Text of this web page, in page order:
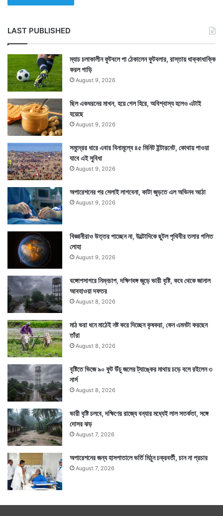
LAST PUBLISHED
ম্যাচ চলাকালীন ফুটবলে পা ঠেকালেন ফুটবলার, রাস্তায় ধাক্কাধাক্কি
করল গাড়ি
August 9, 2026
ছিল একধরনের মাখন, হয়ে গেল হিরে, অবিশ্বাস্য হলেও এটাই
হয়েছে
August 9, 2026
সমুদ্রের ধারে এবার বিনামূল্যে ৪৫ মিনিট ইন্টারনেট, কোথায় পাওয়া
যাবে এই সুবিধা
August 9, 2026
অপারেশনের পর সেলাই লাগবেনা, কাটা জুড়তে এল অভিনব আঠা
August 9, 2026
বিজ্ঞানীরাও উত্তর পাচ্ছেন না, উল্টোদিকে ছুটল পৃথিবীর তলার গলিত
লোহা
August 9, 2026
বঙ্গোপসাগরে নিম্নচাপ, দক্ষিণবঙ্গ জুড়ে ভারী বৃষ্টি, কবে থেকে জানাল
আবহাওয়া দফতর
August 8, 2026
মাঠ ভরা ধনে মাঠেই নষ্ট করে দিচ্ছেন কৃষকরা, কেন এমনটা করছেন
তাঁরা
August 8, 2026
বৃষ্টিতে ভিজে ৯০ ফুট উঁচু জলের ট্যাঙ্কের মাথায় চড়ে বসে রইলেন ৩
নার্স
August 8, 2026
ভারী বৃষ্টি চলবে, দক্ষিণের রাজ্যে বন্যার মধ্যেই লাল সতর্কতা, সঙ্গে
দোসর ঝড়
August 7, 2026
অপারেশনের জন্য হাসপাতালে ভর্তি মিঠুন চক্রবর্তী, চান না প্রচার
August 7, 2026